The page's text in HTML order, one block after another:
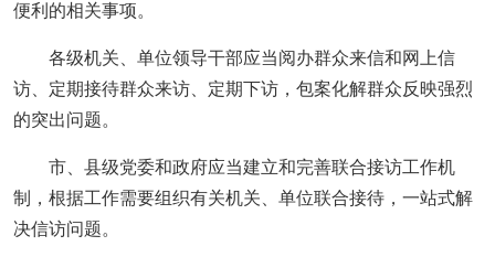
便利的相关事项。
各级机关、单位领导干部应当阅办群众来信和网上信
访、定期接待群众来访、定期下访，包案化解群众反映强烈
的突出问题。
市、县级党委和政府应当建立和完善联合接访工作机
制，根据工作需要组织有关机关、单位联合接待，一站式解
决信访问题。